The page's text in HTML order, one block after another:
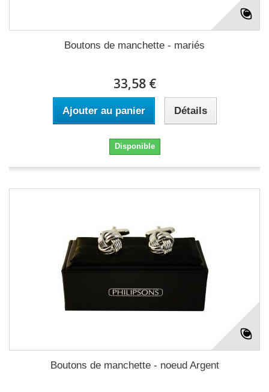
Boutons de manchette - mariés
33,58 €
Ajouter au panier Détails
Disponible
Boutons de manchette - noeud Argent